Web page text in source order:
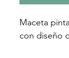
Maceta
con diseño